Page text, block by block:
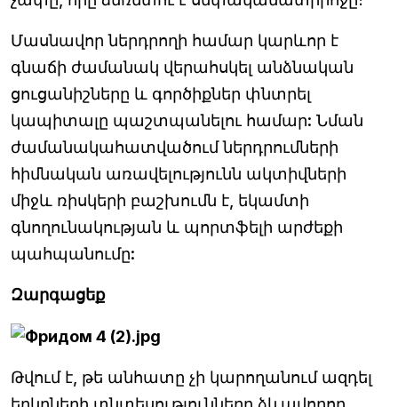
Մասնավոր ներդրողի համար կարևոր է
գնաճի ժամանակ վերահսկել անձնական
ցուցանիշները և գործիքներ փնտրել
կապիտալը պաշտպանելու համար: Նման
ժամանակահատվածում ներդրումների
հիմնական առավելությունն ակտիվների
միջև ռիսկերի բաշխումն է, եկամտի
գնողունակության և պորտֆելի արժեքի
պահպանումը:
Զարգացեք
Թվում է, թե անհատը չի կարողանում ազդել